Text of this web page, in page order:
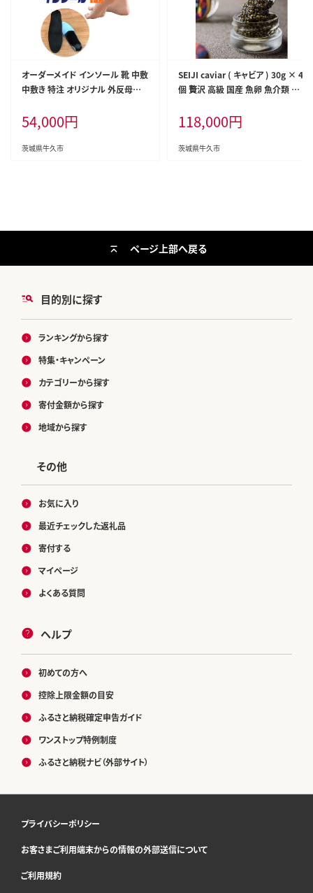
オーダーメイド インソール 靴 中敷
中敷き 特注 オリジナル 外反母趾
54,000円
茨城県牛久市
SEIJI caviar ( キャビア ) 30g × 4
個 贅沢 高級 国産 魚卵 魚介類 世
贈り物 記念日 冷凍
118,000円
茨城県牛久市
目的別に探す
ランキングから探す
特集・キャンペーン
カテゴリーから探す
寄付金額から探す
地域から探す
その他
お気に入り
最近チェックした返礼品
寄付する
マイページ
よくある質問
ヘルプ
初めての方へ
控除上限金額の目安
ふるさと納税確定申告ガイド
ワンストップ特例制度
ふるさと納税ナビ（外部サイト）
ページ上部へ戻る
プライバシーポリシー
お客さまご利用端末からの情報の外部送信について
ご利用規約